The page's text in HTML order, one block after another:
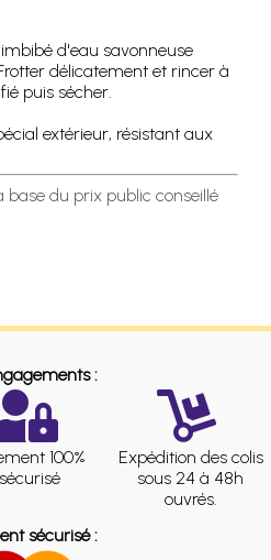
d'eau savonneuse
délicatement et rincer à
puis sécher.
extérieur, résistant aux
base du prix public conseillé
:
100%
sécurisé
Expédition des colis
sous 24 à 48h
ouvrés.
sécurisé :